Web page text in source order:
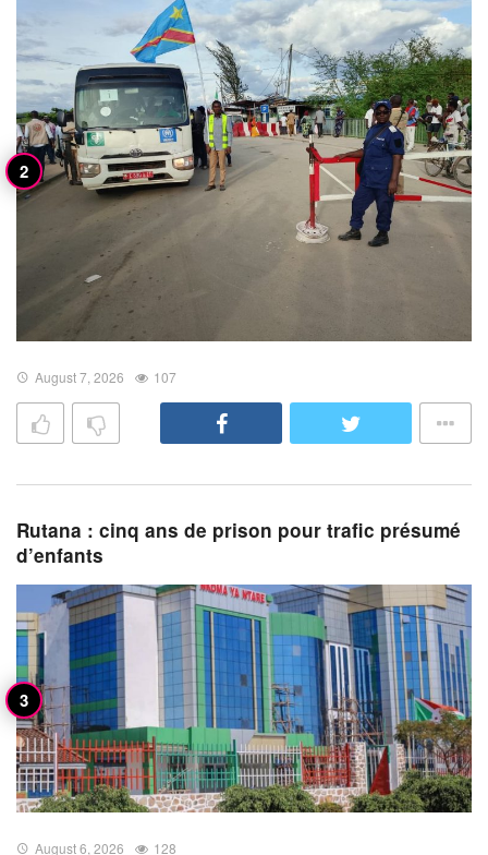
August 7, 2026 107
Rutana : cinq ans de prison pour trafic présumé
d’enfants
August 6, 2026 128